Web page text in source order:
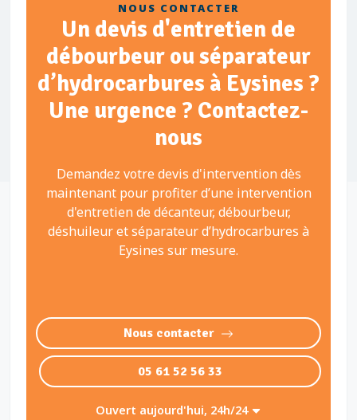
NOUS CONTACTER
Un devis d'entretien de
débourbeur ou séparateur
d’hydrocarbures à Eysines ?
Une urgence ? Contactez-
nous
Demandez votre devis d'intervention dès
maintenant pour profiter d’une intervention
d'entretien de décanteur, débourbeur,
déshuileur et séparateur d’hydrocarbures à
Eysines sur mesure.
Nous contacter
05 61 52 56 33
Ouvert aujourd'hui, 24h/24